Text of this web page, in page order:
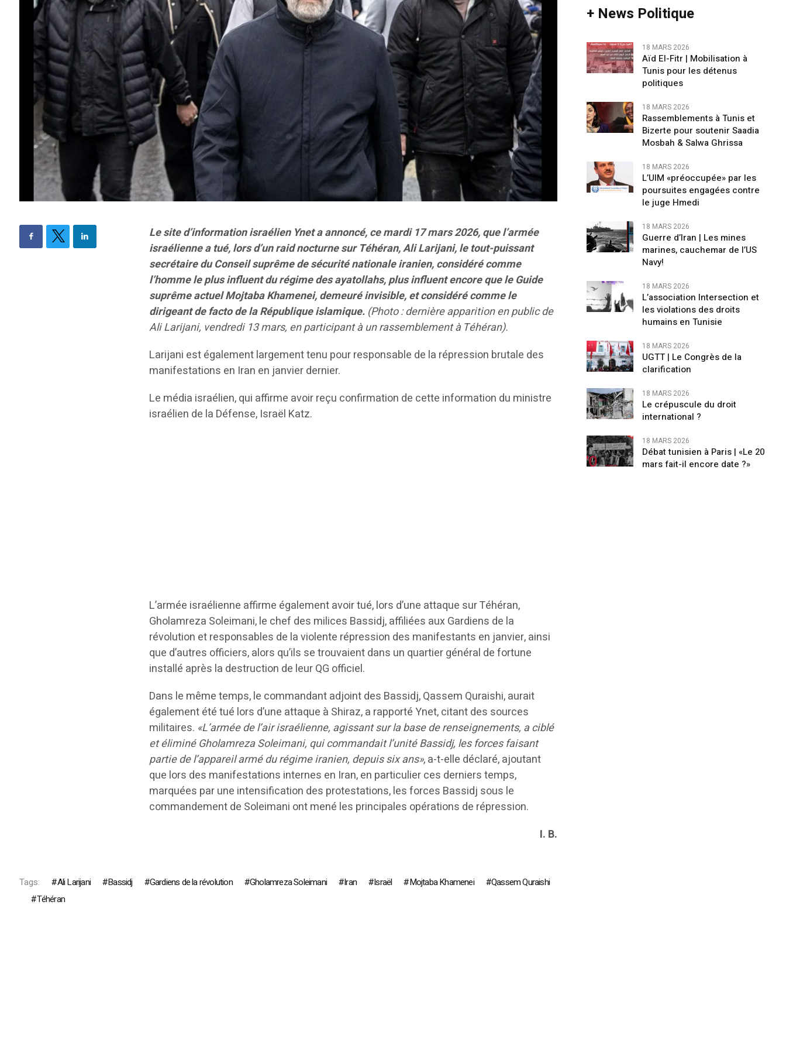
Le site d’information israélien Ynet a annoncé, ce mardi 17 mars 2026, que l’armée
israélienne a tué, lors d’un raid nocturne sur Téhéran, Ali Larijani, le tout-puissant
secrétaire du Conseil suprême de sécurité nationale iranien, considéré comme
l’homme le plus influent du régime des ayatollahs, plus influent encore que le Guide
suprême actuel Mojtaba Khamenei, demeuré invisible, et considéré comme le
dirigeant de facto de la République islamique. (Photo : dernière apparition en public de
Ali Larijani, vendredi 13 mars, en participant à un rassemblement à Téhéran).
Larijani est également largement tenu pour responsable de la répression brutale des
manifestations en Iran en janvier dernier.
Le média israélien, qui affirme avoir reçu confirmation de cette information du ministre
israélien de la Défense, Israël Katz.
L’armée israélienne affirme également avoir tué, lors d’une attaque sur Téhéran,
Gholamreza Soleimani, le chef des milices Bassidj, affiliées aux Gardiens de la
révolution et responsables de la violente répression des manifestants en janvier, ainsi
que d’autres officiers, alors qu’ils se trouvaient dans un quartier général de fortune
installé après la destruction de leur QG officiel.
Dans le même temps, le commandant adjoint des Bassidj, Qassem Quraishi, aurait
également été tué lors d’une attaque à Shiraz, a rapporté Ynet, citant des sources
militaires. «L’armée de l’air israélienne, agissant sur la base de renseignements, a ciblé
et éliminé Gholamreza Soleimani, qui commandait l’unité Bassidj, les forces faisant
partie de l’appareil armé du régime iranien, depuis six ans», a-t-elle déclaré, ajoutant
que lors des manifestations internes en Iran, en particulier ces derniers temps,
marquées par une intensification des protestations, les forces Bassidj sous le
commandement de Soleimani ont mené les principales opérations de répression.
I. B.
Tags: Ali Larijani Bassidj Gardiens de la révolution Gholamreza Soleimani Iran Israël Mojtaba Khamenei
Qassem Quraishi
Téhéran
+ News Politique
18 MARS 2026
Aïd El-Fitr | Mobilisation à
Tunis pour les détenus
politiques
18 MARS 2026
Rassemblements à Tunis et
Bizerte pour soutenir Saadia
Mosbah & Salwa Ghrissa
18 MARS 2026
L’UIM «préoccupée» par les
poursuites engagées contre
le juge Hmedi
18 MARS 2026
Guerre d’Iran | Les mines
marines, cauchemar de l’US
Navy!
18 MARS 2026
L’association Intersection et
les violations des droits
humains en Tunisie
18 MARS 2026
UGTT | Le Congrès de la
clarification
18 MARS 2026
Le crépuscule du droit
international ?
18 MARS 2026
Débat tunisien à Paris | «Le 20
mars fait-il encore date ?»